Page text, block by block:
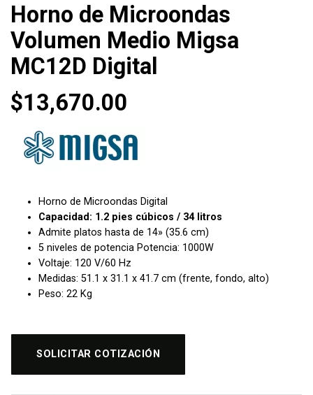
Horno de Microondas
Volumen Medio Migsa
MC12D Digital
$13,670.00
Horno de Microondas Digital
Capacidad: 1.2 pies cúbicos / 34 litros
Admite platos hasta de 14» (35.6 cm)
5 niveles de potencia Potencia: 1000W
Voltaje: 120 V/60 Hz
Medidas: 51.1 x 31.1 x 41.7 cm (frente, fondo, alto)
Peso: 22 Kg
SOLICITAR COTIZACIÓN